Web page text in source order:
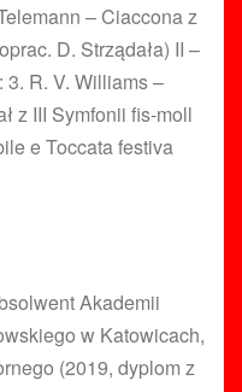
– Ciaccona z
D. Strządała) II –
R. V. Williams –
z III Symfonii fis-moll
e Toccata festiva
Akademii
w Katowicach,
(2019, dyplom z